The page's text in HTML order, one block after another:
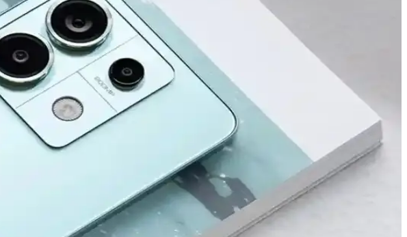
çip, uzun pil ömrü ve 5G desteğiyle üstün kullanıcı deneyimi sunar.
Uzun pil ömrü ve yenilikçi özellikleriyle kullanıcıların beklentilerini karşılar.
ilgili detaylar, kullanıcıların bilinçli tercihler yapmasını sağlıyor.
ve kullanıcı deneyimleriyle ilgili önemli bilgiler içerir.
Hangi modelin ihtiyaçlarınıza uygun olduğunu belirlemenize yardımcı olur.